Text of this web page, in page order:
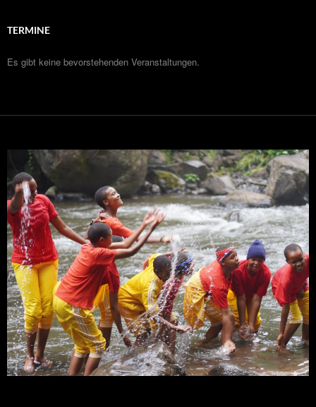
TERMINE
Es gibt keine bevorstehenden Veranstaltungen.